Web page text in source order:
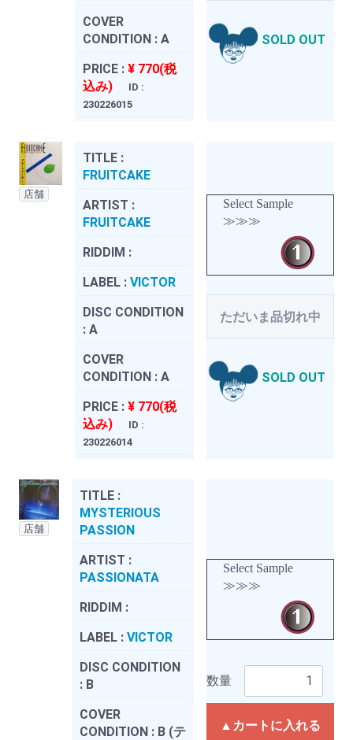
COVER
CONDITION : A
PRICE : ¥ 770(税
込み)
ID :
230226015
SOLD OUT
店舗
TITLE :
FRUITCAKE
ARTIST :
FRUITCAKE
RIDDIM :
LABEL : VICTOR
DISC CONDITION
: A
COVER
CONDITION : A
PRICE : ¥ 770(税
込み)
ID :
230226014
Select Sample
≫≫≫
ただいま品切れ中
SOLD OUT
店舗
TITLE :
MYSTERIOUS
PASSION
ARTIST :
PASSIONATA
RIDDIM :
LABEL : VICTOR
DISC CONDITION
: B
COVER
CONDITION : B (テ
Select Sample
≫≫≫
数量
▲カートに入れる